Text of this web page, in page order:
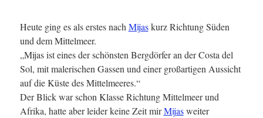
Heute ging es als erstes nach Mijaskurz Richtung Süden
und dem Mittelmeer.
„Mijas ist eines der schönsten Bergdörfer an der Costa del
Sol, mit malerischen Gassen und einer großartigen Aussicht
auf die Küste des Mittelmeeres.“
Der Blick war schon Klasse Richtung Mittelmeer und
Afrika, hatte aber leider keine Zeit mirMijasweiter